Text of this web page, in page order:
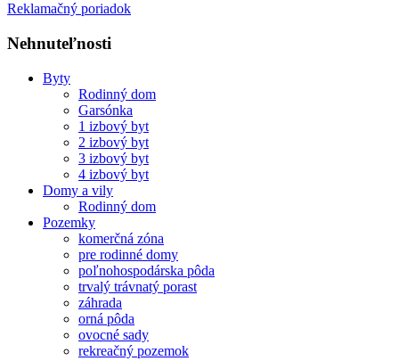
Reklamačný poriadok
Nehnuteľnosti
Byty
Rodinný dom
Garsónka
1 izbový byt
2 izbový byt
3 izbový byt
4 izbový byt
Domy a vily
Rodinný dom
Pozemky
komerčná zóna
pre rodinné domy
poľnohospodárska pôda
trvalý trávnatý porast
záhrada
orná pôda
ovocné sady
rekreačný pozemok